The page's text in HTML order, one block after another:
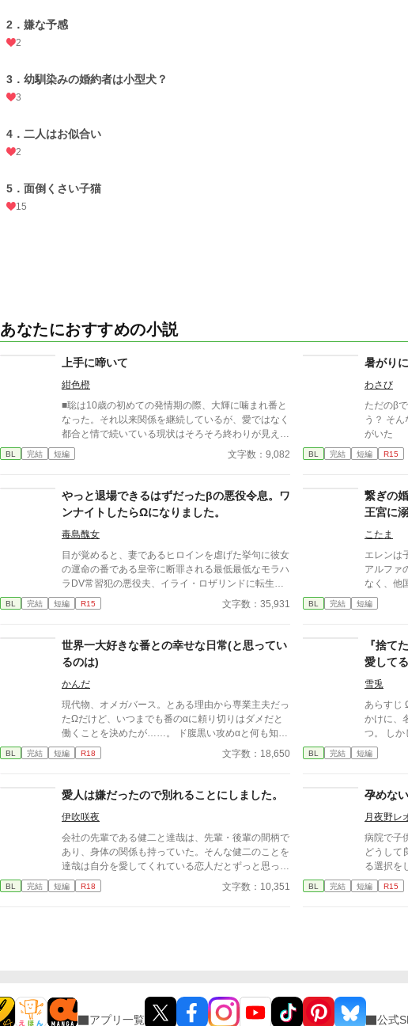
2．嫌な予感
2
3．幼馴染みの婚約者は小型犬？
3
4．二人はお似合い
2
5．面倒くさい子猫
15
あなたにおすすめの小説
上手に啼いて
紺色橙
■聡は10歳の初めての発情期の際、大輝に噛まれ番と
なった。それ以来関係を継続しているが、愛ではなく
都合と情で続いている現状はそろそろ終わりが見えて
いた。 ■注意*独自オメガバース設定。■『それは愛か
本能か』と同じ世界設定です。関係は一切なし。
BL 完結 短編 文字数：9,082
暑がり
わさび
ただのβ
う？ そ
がいた
BL 完結 短編 R15
やっと退場できるはずだったβの悪役令息。ワ
ンナイトしたらΩになりました。
毒島醜女
目が覚めると、妻であるヒロインを虐げた挙句に彼女
の運命の番である皇帝に断罪される最低最低なモラハ
ラDV常習犯の悪役夫、イライ・ロザリンドに転生し
た。 そんな最期は絶対に避けたいイライはヒーロー
とヒロインの仲を結ばせつつ、ヒロインと円満に別れ
結ばれ、イライはお役御免となった。 「これでやっ
と安心して退場できる」 これまでの自分の努力を労
うように酒場で飲んでいたイライは、いい薫りを漂わ
せる男と意気投合し、彼と一夜を共にしてしまう。
目が覚めると罪悪感に襲われ、すぐさま宿を去ってい
く。 「これじゃあ原作のイライと変わらないじゃ
ん！」 その後体調不良を訴え、医師に診てもらうと
とんでもない事を言われたのだった。 「あなた……Ω
になっていますよ」 「へ？」 そしてワンナイトをし
運命に導かれる、強引な俺様α×頑張り屋な元悪役令
息の元βのΩのラブストーリー。
BL 完結 短編 R15 文字数：35,931
繋ぎの
王宮に
こたま
エレンは
アルファ
なく、他
ぎとして
に慕って
えてい
禁された
子から溢
オメガバ
BL 完結 短編
世界一大好きな番との幸せな日常(と思ってい
るのは)
かんだ
現代物、オメガバース。とある理由から専業主夫だっ
たΩだけど、いつまでも番のαに頼り切りはダメだと
働くことを決めたが……。 ド腹黒い攻めαと何も知ら
ず幸せな檻の中にいるΩの話。
BL 完結 短編 R18 文字数：18,650
『捨て
愛して
雪兎
あらすじ Ωである朝霧湊は、事故のような一夜をきっ
かけに、
つ。 しかし玲司は「ただの過ちだ」と湊を切り捨
て、政略
く傷ついた
『遅咲きΩ』と
て湊こそが
れ」 今さら必死に追いかけてくる玲司。 だが湊の隣
には、自
いた。 「あなたは俺を捨てたでしょう」 後悔に苦し
むα、執
―。 捨てた側の後悔と執着が加速する、すれ違いオ
BL 完結 短編
愛人は嫌だったので別れることにしました。
伊吹咲夜
会社の先輩である健二と達哉は、先輩・後輩の間柄で
あり、身体の関係も持っていた。そんな健二のことを
達哉は自分を愛してくれている恋人だとずっと思って
いた。 しかし健二との関係は身体だけで、それ以上
のことはない。疑問に思っていた日、健二が結婚した
BL 完結 短編 R18 文字数：10,351
孕めな
月夜野レ
病院で子
どうして
る選択を
から……
BL 完結 短編 R15
アプリ一覧 公式